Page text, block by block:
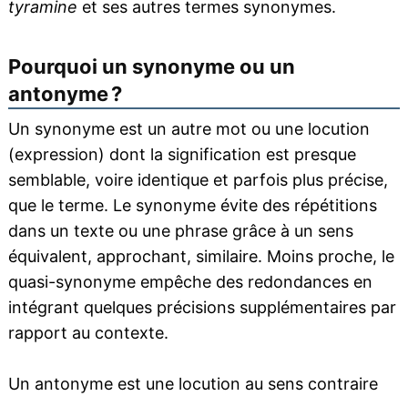
tyramine et ses autres termes synonymes.
Pourquoi un synonyme ou un
antonyme ?
Un synonyme est un autre mot ou une locution
(expression) dont la signification est presque
semblable, voire identique et parfois plus précise,
que le terme. Le synonyme évite des répétitions
dans un texte ou une phrase grâce à un sens
équivalent, approchant, similaire. Moins proche, le
quasi-synonyme empêche des redondances en
intégrant quelques précisions supplémentaires par
rapport au contexte.
Un antonyme est une locution au sens contraire